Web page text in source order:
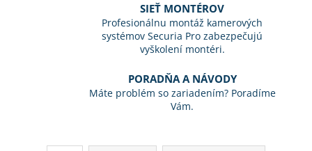
SIEŤ MONTÉROV
Profesionálnu montáž kamerových
systémov Securia Pro zabezpečujú
vyškolení montéri.
PORADŇA A NÁVODY
Máte problém so zariadením? Poradíme
Vám.